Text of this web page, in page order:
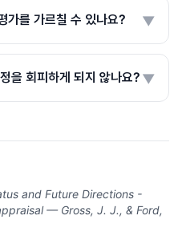
가를 가르칠 수 있나요? ▼
을 회피하게 되지 않나요? ▼
and Future Directions -
— Gross, J. J., & Ford,